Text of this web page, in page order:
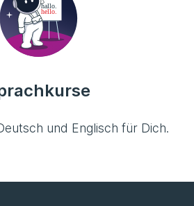
und Englisch für Dich.